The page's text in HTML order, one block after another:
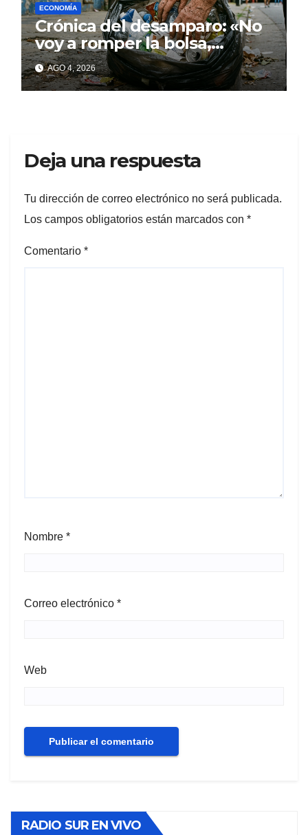
ECONOMÍA
Crónica del desamparo: «No
voy a romper la bolsa,
quédese tranquilo…»
AGO 4, 2026
Deja una respuesta
Tu dirección de correo electrónico no será publicada.
Los campos obligatorios están marcados con *
Comentario *
Nombre *
Correo electrónico *
Web
RADIO SUR EN VIVO